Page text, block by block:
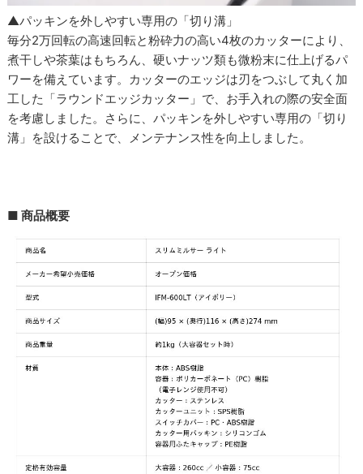
▲パッキンを外しやすい専用の「切り溝」
毎分2万回転の高速回転と粉砕力の高い4枚のカッターにより、
煮干しや茶葉はもちろん、硬いナッツ類も微粉末に仕上げるパ
ワーを備えています。カッターのエッジは刃をつぶして丸く加
工した「ラウンドエッジカッター」で、お手入れの際の安全面
を考慮しました。さらに、パッキンを外しやすい専用の「切り
溝」を設けることで、メンテナンス性を向上しました。
■ 商品概要